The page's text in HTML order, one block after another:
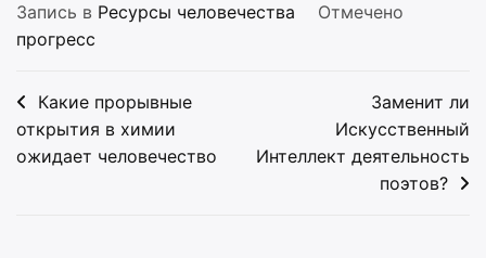
Запись в Ресурсы человечества
Отмечено
прогресс
Навигация
по
записям
Какие прорывные
открытия в химии
ожидает человечество
Заменит ли
Искусственный
Интеллект деятельность
поэтов?